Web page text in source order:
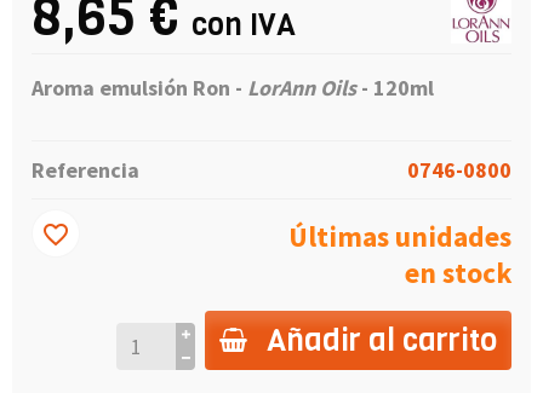
8,65 € con IVA
Aroma emulsión Ron - LorAnn Oils- 120ml
Referencia 0746-0800
Últimas unidades
en stock
Añadir al carrito
favorite_border